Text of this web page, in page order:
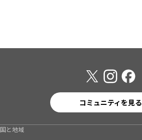
コミュニティを見る
国と地域